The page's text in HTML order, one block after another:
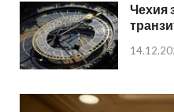
Чехия